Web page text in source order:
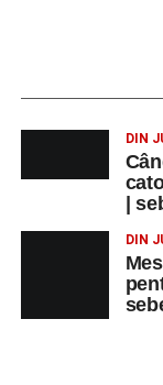
DIN
|
DIN